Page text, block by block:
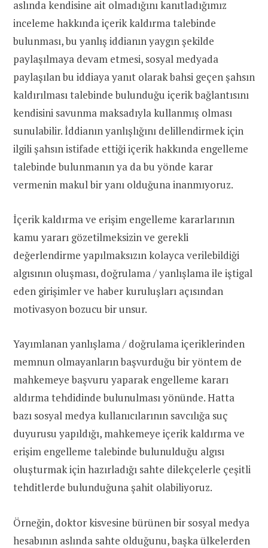
aslında kendisine ait olmadığını kanıtladığımız
inceleme hakkında içerik kaldırma talebinde
bulunması, bu yanlış iddianın yaygın şekilde
paylaşılmaya devam etmesi, sosyal medyada
paylaşılan bu iddiaya yanıt olarak bahsi geçen şahsın
kaldırılması talebinde bulunduğu içerik bağlantısını
kendisini savunma maksadıyla kullanmış olması
sunulabilir. İddianın yanlışlığını delillendirmek için
ilgili şahsın istifade ettiği içerik hakkında engelleme
talebinde bulunmanın ya da bu yönde karar
vermenin makul bir yanı olduğuna inanmıyoruz.
İçerik kaldırma ve erişim engelleme kararlarının
kamu yararı gözetilmeksizin ve gerekli
değerlendirme yapılmaksızın kolayca verilebildiği
algısının oluşması, doğrulama / yanlışlama ile iştigal
eden girişimler ve haber kuruluşları açısından
motivasyon bozucu bir unsur.
Yayımlanan yanlışlama / doğrulama içeriklerinden
memnun olmayanların başvurduğu bir yöntem de
mahkemeye başvuru yaparak engelleme kararı
aldırma tehdidinde bulunulması yönünde. Hatta
bazı sosyal medya kullanıcılarının savcılığa suç
duyurusu yapıldığı, mahkemeye içerik kaldırma ve
erişim engelleme talebinde bulunulduğu algısı
oluşturmak için hazırladığı sahte dilekçelerle çeşitli
tehditlerde bulunduğuna şahit olabiliyoruz.
Örneğin, doktor kisvesine bürünen bir sosyal medya
hesabının aslında sahte olduğunu, başka ülkelerden